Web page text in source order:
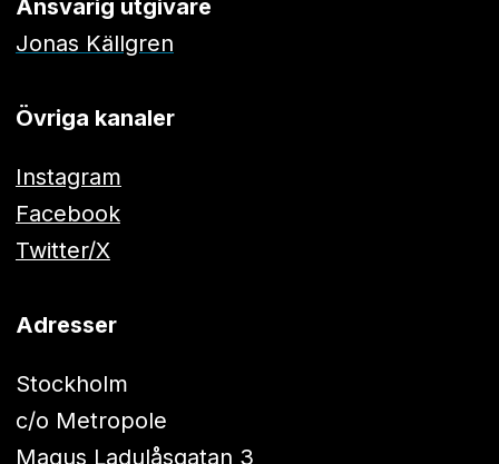
Ansvarig utgivare
Jonas Källgren
Övriga kanaler
Instagram
Facebook
Twitter/X
Adresser
Stockholm
c/o Metropole
Magus Ladulåsgatan 3